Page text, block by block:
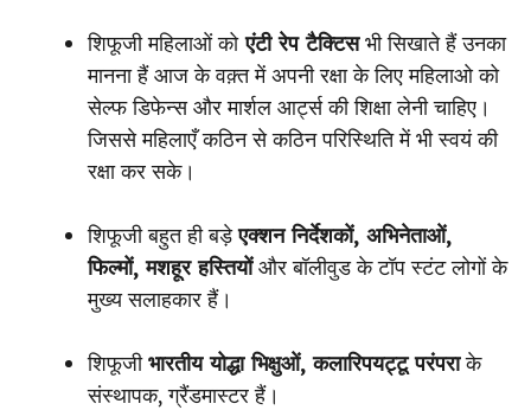
शिफूजी महिलाओं कोएंटी रेप टैक्टिसभी सिखाते हैं उनका
मानना हैं आज के वक़्त में अपनी रक्षा के लिए महिलाओ को
सेल्फ डिफेन्स और मार्शल आर्ट्स की शिक्षा लेनी चाहिए।
जिससे महिलाएँ कठिन से कठिन परिस्थिति में भी स्वयं की
रक्षा कर सके।
शिफूजी बहुत ही बड़ेएक्शन निर्देशकों, अभिनेताओं,
फिल्मों, मशहूर हस्तियोंऔर बॉलीवुड के टॉप स्टंट लोगों के
मुख्य सलाहकार हैं।
शिफूजीभारतीय योद्धा भिक्षुओं, कलारिपयट्टू परंपराके
संस्थापक, ग्रैंडमास्टर हैं।